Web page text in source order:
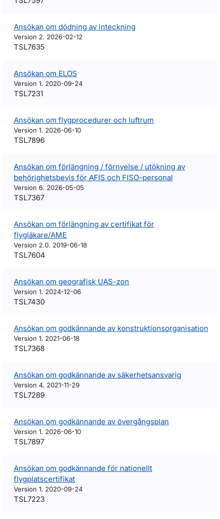
Ansökan om dödning av inteckning
Version 2. 2026-02-12
TSL7635
Ansökan om ELOS
Version 1. 2020-09-24
TSL7231
Ansökan om flygprocedurer och luftrum
Version 1. 2026-06-10
TSL7896
Ansökan om förlängning / förnyelse / utökning av
behörighetsbevis för AFIS och FISO-personal
Version 6. 2026-05-05
TSL7367
Ansökan om förlängning av certifikat för
flygläkare/AME
Version 2.0. 2019-06-18
TSL7604
Ansökan om geografisk UAS-zon
Version 1. 2024-12-06
TSL7430
Ansökan om godkännande av konstruktionsorganisation
Version 1. 2021-06-18
TSL7368
Ansökan om godkännande av säkerhetsansvarig
Version 4. 2021-11-29
TSL7289
Ansökan om godkännande av övergångsplan
Version 1. 2026-06-10
TSL7897
Ansökan om godkännande för nationellt
flygplatscertifikat
Version 1. 2020-09-24
TSL7223